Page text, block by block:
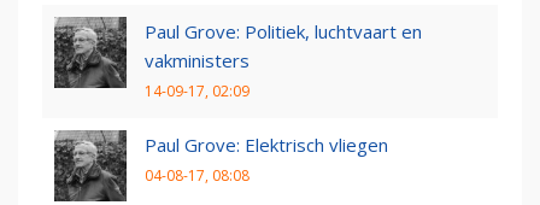
Paul Grove: Politiek, luchtvaart en
vakministers
14-09-17, 02:09
Paul Grove: Elektrisch vliegen
04-08-17, 08:08